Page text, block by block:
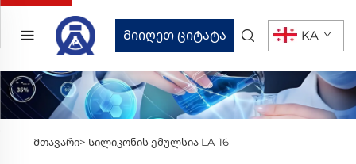
Მიიღეთ ციტატა KA
Მთავარი> Სილიკონის ემულსია LA-16